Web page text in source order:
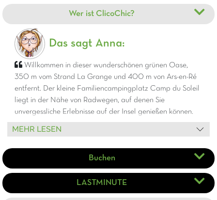
Wer ist ClicoChic?
Das sagt Anna:
Willkommen in dieser wunderschönen grünen Oase,
350 m vom Strand La Grange und 400 m von Ars-en-Ré
entfernt. Der kleine Familiencampingplatz Camp du Soleil
liegt in der Nähe von Radwegen, auf denen Sie
unvergessliche Erlebnisse auf der Insel genießen können.
Zwischen Sumpfgebieten, architektonischen Reliefs, Vögeln,
(wieder) mit der Natur verbinden.
MEHR LESEN
Buchen
LASTMINUTE